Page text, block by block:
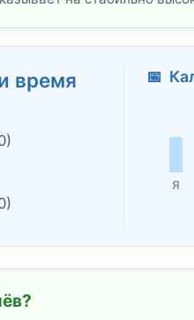
время 📅
Я